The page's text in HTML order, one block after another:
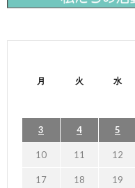
月 火 水
3 4 5
10 11 12
17 18 19